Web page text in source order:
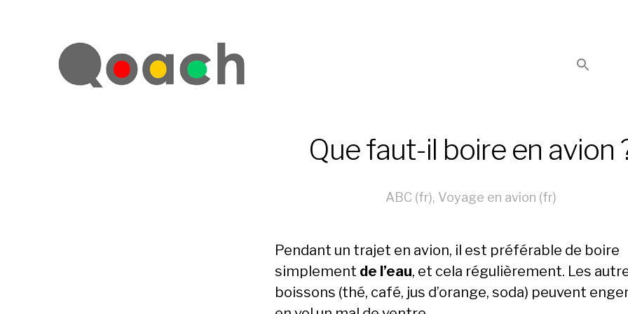
Que faut-il boire en avion
ABC (fr), Voyage en avion (fr)
Pendant un trajet en avion, il est préférable de boire
simplement de l’eau, et cela régulièrement. Les
boissons (thé, café, jus d’orange, soda) peuvent